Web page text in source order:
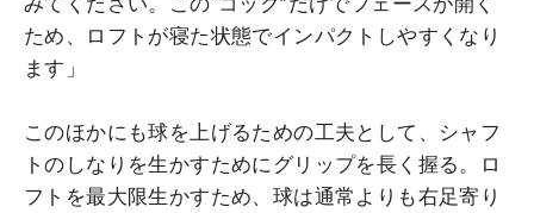
ため、ロフトが寝た状態でインパクトしやすくなり
ます」
このほかにも球を上げるための工夫として、シャフ
トのしなりを生かすためにグリップを長く握る。ロ
フトを最大限生かすため、球は通常よりも右足寄り